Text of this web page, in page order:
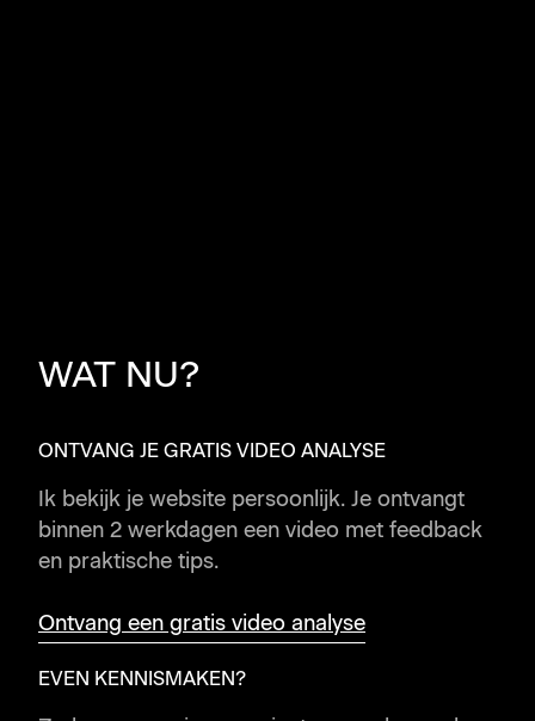
WAT NU?
ONTVANG JE GRATIS VIDEO ANALYSE
Ik bekijk je website persoonlijk. Je ontvangt
binnen 2 werkdagen een video met feedback
en praktische tips.
Ontvang een gratis video analyse
EVEN KENNISMAKEN?